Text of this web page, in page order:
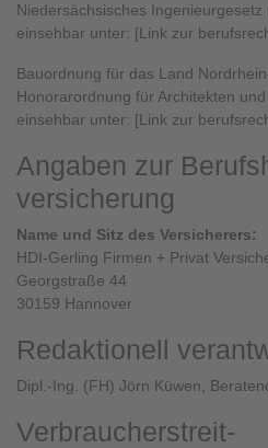
Niedersächsisches Ingenieurgesetz
einsehbar unter: [Link zur
Bauordnung für das Land
Honorarordnung für Architekten
einsehbar unter: [Link zur
Angaben zur
versicherung
Name und Sitz des Versicherers:
HDI-Gerling Firmen + Privat
Georgstraße 44
30159 Hannover
Redaktionell
Dipl.-Ing. (FH) Jörn Küwen,
Verbraucher­streit­